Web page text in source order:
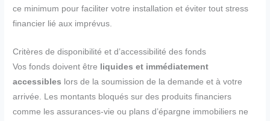
ce minimum pour faciliter votre installation et éviter tout stress
financier lié aux imprévus.
Critères de disponibilité et d’accessibilité des fonds
Vos fonds doivent être liquides et immédiatement
accessibles lors de la soumission de la demande et à votre
arrivée. Les montants bloqués sur des produits financiers
comme les assurances-vie ou plans d’épargne immobiliers ne